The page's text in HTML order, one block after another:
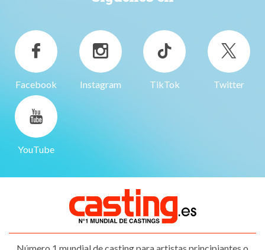
Facebook Instagram TikTok Twitter
YouTube
Número 1 mundial de casting para artistas principiantes o